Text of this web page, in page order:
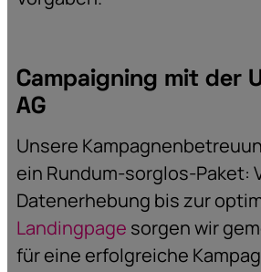
Campaigning mit der
AG
Unsere
ein Rundum-sorglos-Paket:
Datenerhebung bis zur
Landingpage sorgen wir
für eine erfolgreiche